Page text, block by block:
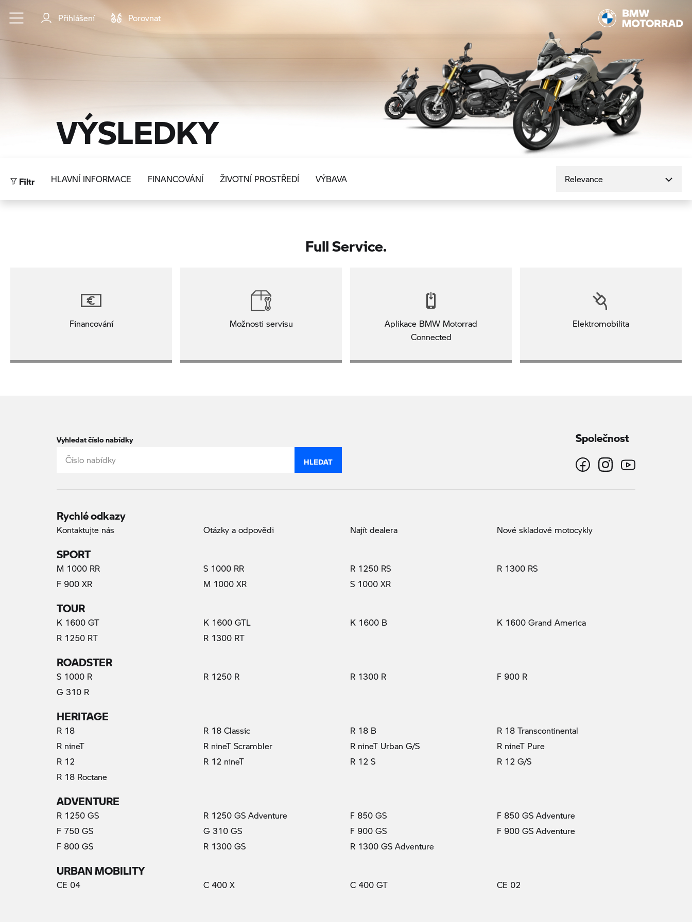
Přejít na hlavní obsah
Přihlášení Porovnat
VÝSLEDKY
Filtr HLAVNÍ INFORMACE FINANCOVÁNÍ ŽIVOTNÍ PROSTŘEDÍ VÝBAVA
Full Service.
Financování Možnosti servisu
Aplikace BMW Motorrad
Connected
Elektromobilita
Vyhledat číslo nabídky
HLEDAT
Společnost
Rychlé odkazy
Kontaktujte nás Otázky a odpovědi Najít dealera Nové skladové motocykly
SPORT
M 1000 RR S 1000 RR R 1250 RS
R 1300 RS
F 900 XR
M 1000 XR S 1000 XR
TOUR
K 1600 GT K 1600 GTL K 1600 B
K 1600 Grand America
R 1250 RT
R 1300 RT
ROADSTER
S 1000 R R 1250 R R 1300 R
F 900 R
G 310 R
HERITAGE
R 18 R 18 Classic R 18 B
R 18 Transcontinental
R nineT
R nineT Scrambler R nineT Urban G/S
R nineT Pure
R 12
R 12 nineT R 12 S
R 12 G/S
R 18 Roctane
ADVENTURE
R 1250 GS R 1250 GS Adventure F 850 GS
F 850 GS Adventure
F 750 GS
G 310 GS F 900 GS
F 900 GS Adventure
F 800 GS
R 1300 GS R 1300 GS Adventure
URBAN MOBILITY
CE 04 C 400 X C 400 GT CE 02